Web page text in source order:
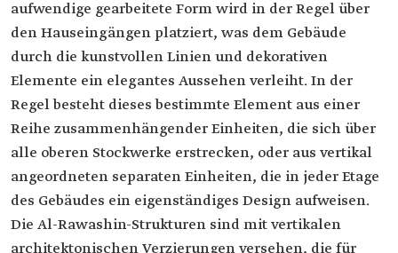
aufwendige gearbeitete Form wird in der Regel über
den Hauseingängen platziert, was dem Gebäude
durch die kunstvollen Linien und dekorativen
Elemente ein elegantes Aussehen verleiht. In der
Regel besteht dieses bestimmte Element aus einer
Reihe zusammenhängender Einheiten, die sich über
alle oberen Stockwerke erstrecken, oder aus vertikal
angeordneten separaten Einheiten, die in jeder Etage
des Gebäudes ein eigenständiges Design aufweisen.
Die Al-Rawashin-Strukturen sind mit vertikalen
architektonischen Verzierungen versehen, die für